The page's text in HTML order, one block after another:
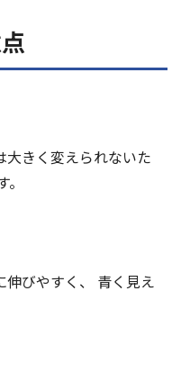
大きく変えられないた
びやすく、 青く見え